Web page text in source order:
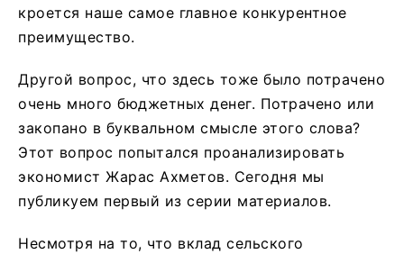
кроется наше самое главное конкурентное
преимущество.
Другой вопрос, что здесь тоже было потрачено
очень много бюджетных денег. Потрачено или
закопано в буквальном смысле этого слова?
Этот вопрос попытался проанализировать
экономист Жарас Ахметов. Сегодня мы
публикуем первый из серии материалов.
Несмотря на то, что вклад сельского